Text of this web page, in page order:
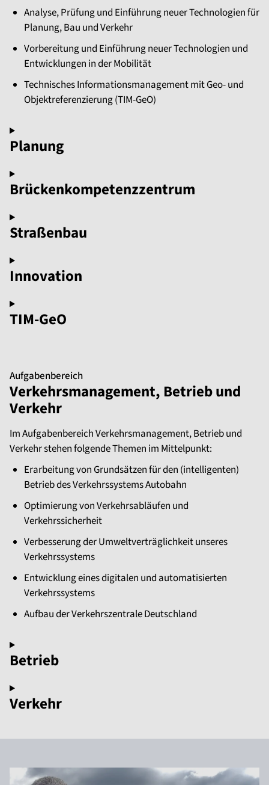
Analyse, Prüfung und Einführung neuer Technologien für
Planung, Bau und Verkehr
Vorbereitung und Einführung neuer Technologien und
Entwicklungen in der Mobilität
Technisches Informationsmanagement mit Geo- und
Objektreferenzierung (TIM-GeO)
Planung
Brückenkompetenzzentrum
Straßenbau
Innovation
TIM-GeO
Aufgabenbereich
Verkehrsmanagement, Betrieb und
Verkehr
Im Aufgabenbereich Verkehrsmanagement, Betrieb und
Verkehr stehen folgende Themen im Mittelpunkt:
Erarbeitung von Grundsätzen für den (intelligenten)
Betrieb des Verkehrssystems Autobahn
Optimierung von Verkehrsabläufen und
Verkehrssicherheit
Verbesserung der Umweltverträglichkeit unseres
Verkehrssystems
Entwicklung eines digitalen und automatisierten
Verkehrssystems
Aufbau der Verkehrszentrale Deutschland
Betrieb
Verkehr